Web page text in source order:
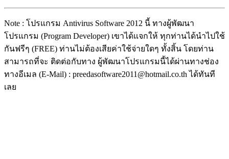
Note : โปรแกรม Antivirus Software 2012 นี้ ทางผู้พัฒนา
โปรแกรม (Program Developer) เขาได้แจกให้ ทุกท่านได้นำไปใช้
กันฟรีๆ (FREE) ท่านไม่ต้องเสียค่าใช้จ่ายใดๆ ทั้งสิ้น โดยท่าน
สามารถที่จะ ติดต่อกับทาง ผู้พัฒนาโปรแกรมนี้ได้ผ่านทางช่อง
ทางอีเมล (E-Mail) : preedasoftware2011@hotmail.co.th ได้ทันที
เลย